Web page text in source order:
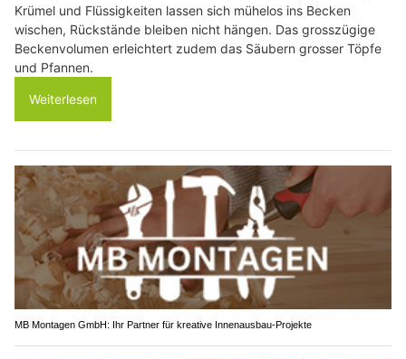
Krümel und Flüssigkeiten lassen sich mühelos ins Becken
wischen, Rückstände bleiben nicht hängen. Das grosszügige
Beckenvolumen erleichtert zudem das Säubern grosser Töpfe
und Pfannen.
Weiterlesen
MB Montagen GmbH: Ihr Partner für kreative Innenausbau-Projekte